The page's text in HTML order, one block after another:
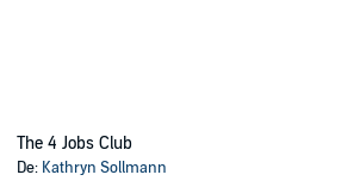
The 4 Jobs Club
De: Kathryn Sollmann